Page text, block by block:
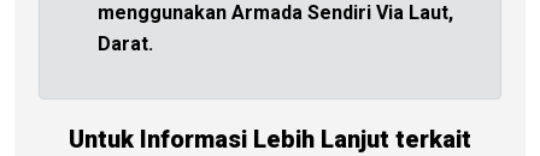
menggunakan Armada Sendiri Via Laut,
Darat.
Untuk Informasi Lebih Lanjut terkait